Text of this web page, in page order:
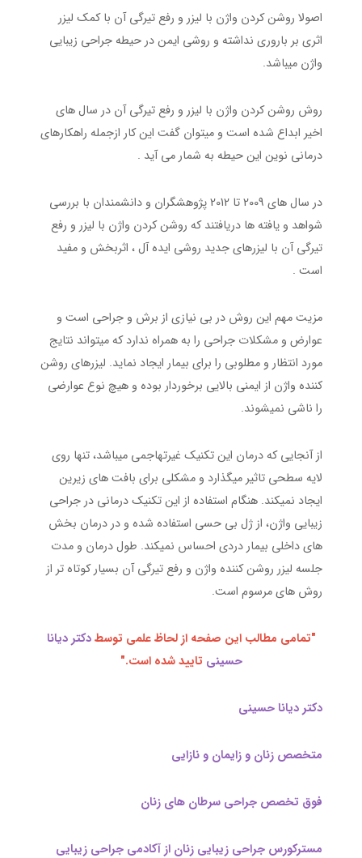
اصولا روشن کردن واژن با لیزر و رفع تیرگی آن با کمک لیزر
اثری بر باروری نداشته و روشی ایمن در حیطه جراحی زیبایی
واژن میباشد.
روش روشن کردن واژن با لیزر و رفع تیرگی آن در سال های
اخیر ابداع شده است و میتوان گفت این کار ازجمله راهکارهای
درمانی نوین این حیطه به شمار می آید .
در سال های 2009 تا 2012 پژوهشگران و دانشمندان با بررسی
شواهد و یافته ها دریافتند که روشن کردن واژن با لیزر و رفع
تیرگی آن با لیزرهای جدید روشی ایده آل ، اثربخش و مفید
است .
مزیت مهم این روش در بی نیازی از برش و جراحی است و
عوارض و مشکلات جراحی را به همراه ندارد که میتواند نتایج
مورد انتظار و مطلوبی را برای بیمار ایجاد نماید. لیزرهای روشن
کننده واژن از ایمنی بالایی برخوردار بوده و هیچ نوع عوارضی
را ناشی نمیشوند.
از آنجایی که درمان این تکنیک غیرتهاجمی میباشد، تنها روی
لایه سطحی تاثیر میگذارد و مشکلی برای بافت های زیرین
ایجاد نمیکند. هنگام استفاده از این تکنیک درمانی در جراحی
زیبایی واژن، از ژل بی حسی استفاده شده و در درمان بخش
های داخلی بیمار دردی احساس نمیکند. طول درمان و مدت
جلسه لیزر روشن کننده واژن و رفع تیرگی آن بسیار کوتاه تر از
روش های مرسوم است.
"تمامی مطالب این صفحه از لحاظ علمی توسطدکتر دیانا
حسینی تایید شده است."
دکتر دیانا حسینی
متخصص زنان و زایمان و نازایی
فوق تخصص جراحی سرطان های زنان
مسترکورس جراحی زیبایی زنان از آکادمی جراحی زیبایی